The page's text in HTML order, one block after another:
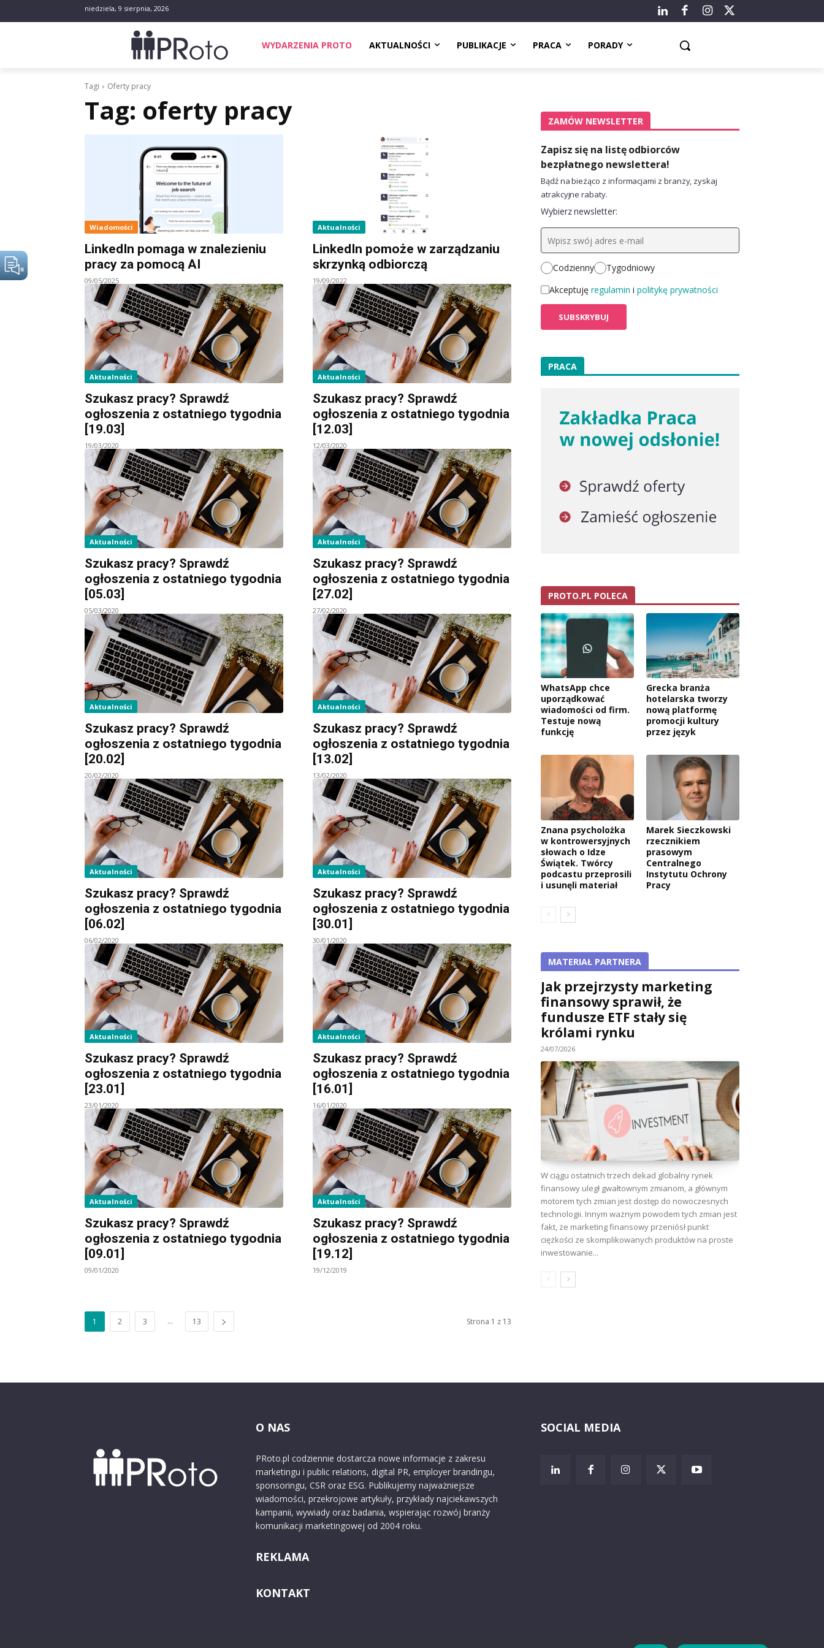
niedziela, 9 sierpnia, 2026
WYDARZENIA PROTO AKTUALNOŚCI PUBLIKACJE PRACA PORADY
Tagi Oferty pracy
Tag: oferty pracy
Wiadomości
LinkedIn pomaga w znalezieniu
pracy za pomocą AI
09/05/2025
Aktualności
LinkedIn pomoże w zarządzaniu
skrzynką odbiorczą
19/09/2022
Aktualności
Szukasz pracy? Sprawdź
ogłoszenia z ostatniego tygodnia
[19.03]
19/03/2020
Aktualności
Szukasz pracy? Sprawdź
ogłoszenia z ostatniego tygodnia
[12.03]
12/03/2020
Aktualności
Szukasz pracy? Sprawdź
ogłoszenia z ostatniego tygodnia
[05.03]
05/03/2020
Aktualności
Szukasz pracy? Sprawdź
ogłoszenia z ostatniego tygodnia
[27.02]
27/02/2020
Aktualności
Szukasz pracy? Sprawdź
ogłoszenia z ostatniego tygodnia
[20.02]
20/02/2020
Aktualności
Szukasz pracy? Sprawdź
ogłoszenia z ostatniego tygodnia
[13.02]
13/02/2020
Aktualności
Szukasz pracy? Sprawdź
ogłoszenia z ostatniego tygodnia
[06.02]
06/02/2020
Aktualności
Szukasz pracy? Sprawdź
ogłoszenia z ostatniego tygodnia
[30.01]
30/01/2020
Aktualności
Szukasz pracy? Sprawdź
ogłoszenia z ostatniego tygodnia
[23.01]
23/01/2020
Aktualności
Szukasz pracy? Sprawdź
ogłoszenia z ostatniego tygodnia
[16.01]
16/01/2020
Aktualności
Szukasz pracy? Sprawdź
ogłoszenia z ostatniego tygodnia
[09.01]
09/01/2020
Aktualności
Szukasz pracy? Sprawdź
ogłoszenia z ostatniego tygodnia
[19.12]
19/12/2019
1 2 3 ... 13 Strona 1 z 13
ZAMÓW NEWSLETTER
Zapisz się na listę odbiorców
bezpłatnego newslettera!
Bądź na bieżąco z informacjami z branży, zyskaj
atrakcyjne rabaty.
Wybierz newsletter:
Codzienny
Tygodniowy
Akceptuję regulamin i politykę prywatności
PRACA
PROTO.PL POLECA
WhatsApp chce
uporządkować
wiadomości od firm.
Testuje nową
funkcję
Grecka branża
hotelarska tworzy
nową platformę
promocji kultury
przez język
Znana psycholożka
w kontrowersyjnych
słowach o Idze
Świątek. Twórcy
podcastu przeprosili
i usunęli materiał
Marek Sieczkowski
rzecznikiem
prasowym
Centralnego
Instytutu Ochrony
Pracy
MATERIAŁ PARTNERA
Jak przejrzysty marketing
finansowy sprawił, że
fundusze ETF stały się
królami rynku
24/07/2026
W ciągu ostatnich trzech dekad globalny rynek
finansowy uległ gwałtownym zmianom, a głównym
motorem tych zmian jest dostęp do nowoczesnych
technologii. Innym ważnym powodem tych zmian jest
fakt, że marketing finansowy przeniósł punkt
ciężkości ze skomplikowanych produktów na proste
inwestowanie...
O NAS
PRoto.pl codziennie dostarcza nowe informacje z zakresu
marketingu i public relations, digital PR, employer brandingu,
sponsoringu, CSR oraz ESG. Publikujemy najważniejsze
wiadomości, przekrojowe artykuły, przykłady najciekawszych
kampanii, wywiady oraz badania, wspierając rozwój branży
komunikacji marketingowej od 2004 roku.
REKLAMA
KONTAKT
SOCIAL MEDIA